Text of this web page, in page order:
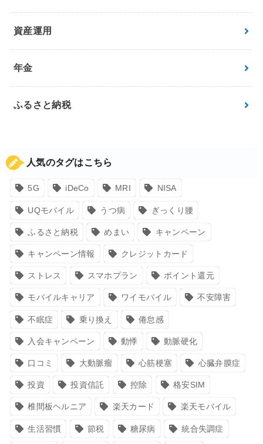
資産運用
年金
ふるさと納税
人気のタグはこちら
5G iDeCo MRI NISA
UQモバイル うつ病 ぎっくり腰
ふるさと納税 めまい キャンペーン
キャンペーン情報 クレジットカード
ストレス スマホプラン ポイント還元
モバイルキャリア ワイモバイル 不安障害
不眠症 乗り換え 倦怠感
入会キャンペーン 動悸 動脈硬化
口コミ 大動脈瘤 心筋梗塞 心臓弁膜症
投資 投資信託 控除 格安SIM
椎間板ヘルニア 楽天カード 楽天モバイル
生活習慣 節税 糖尿病 統合失調症